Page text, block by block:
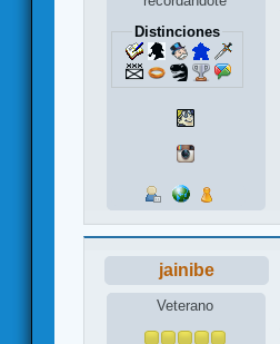
Distinciones
jainibe
Veterano